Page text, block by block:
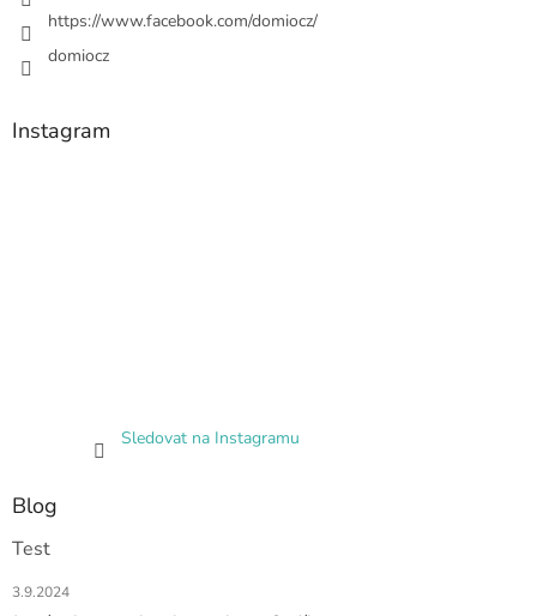
https://www.facebook.com/domiocz/
domiocz
Instagram
Sledovat na Instagramu
Blog
Test
3.9.2024